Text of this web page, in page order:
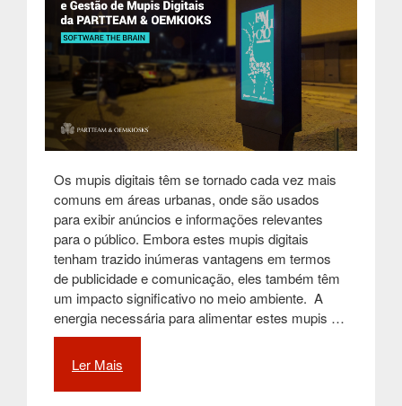
Mupis
Digitais”
Os mupis digitais têm se tornado cada vez mais
comuns em áreas urbanas, onde são usados ​​
para exibir anúncios e informações relevantes
para o público. Embora estes mupis digitais
tenham trazido inúmeras vantagens em termos
de publicidade e comunicação, eles também têm
um impacto significativo no meio ambiente. A
energia necessária para alimentar estes mupis …
Ler Mais